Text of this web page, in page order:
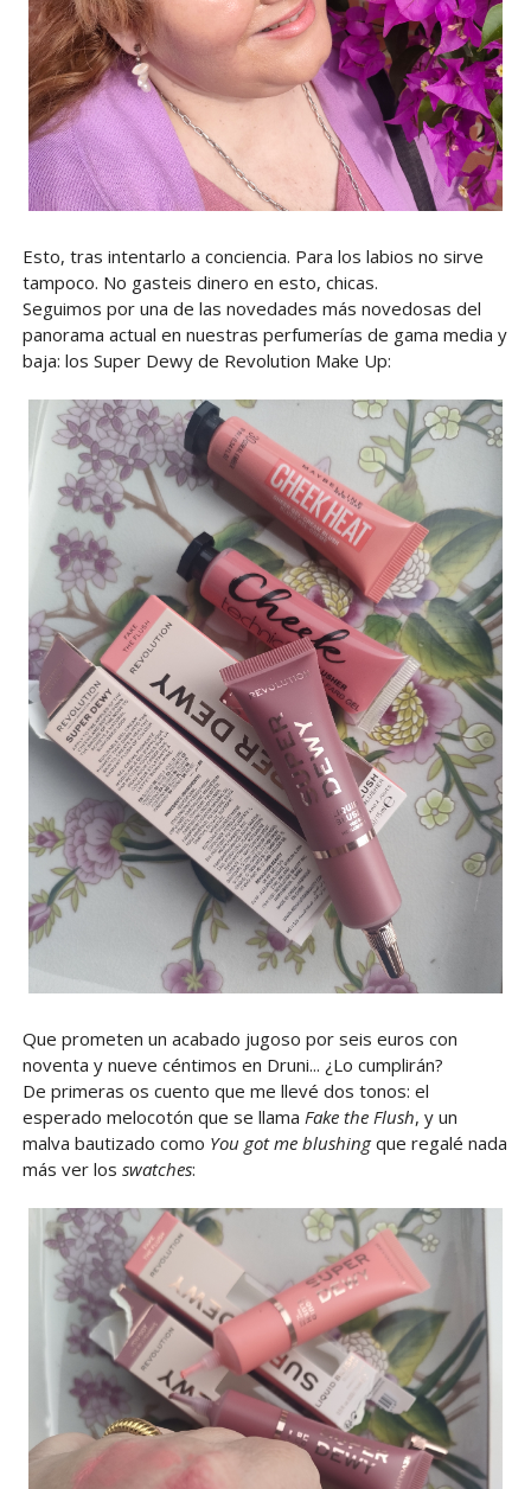
Esto, tras intentarlo a conciencia. Para los labios no sirve
tampoco. No gasteis dinero en esto, chicas.
Seguimos por una de las novedades más novedosas del
panorama actual en nuestras perfumerías de gama media y
baja: los Super Dewy de Revolution Make Up:
Que prometen un acabado jugoso por seis euros con
noventa y nueve céntimos en Druni... ¿Lo cumplirán?
De primeras os cuento que me llevé dos tonos: el
esperado melocotón que se llama Fake the Flush, y un
malva bautizado como You got me blushingque regalé nada
más ver los swatches: